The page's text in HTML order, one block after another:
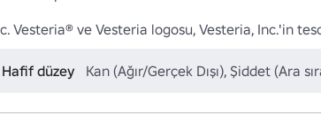
Vesteria® ve Vesteria logosu, Vesteria, Inc.'in
düzey Kan (Ağır/Gerçek Dışı), Şiddet (Ara